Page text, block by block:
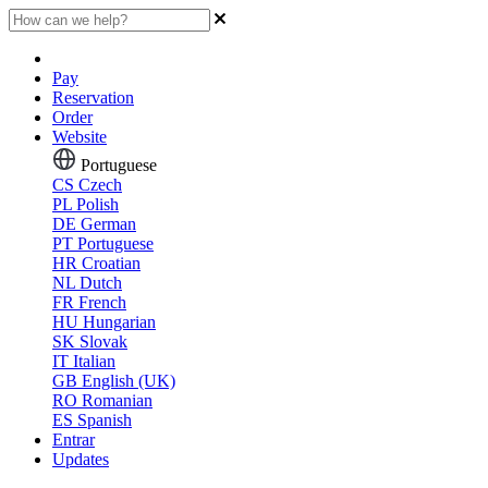
Pay
Reservation
Order
Website
Portuguese
CS Czech
PL Polish
DE German
PT Portuguese
HR Croatian
NL Dutch
FR French
HU Hungarian
SK Slovak
IT Italian
GB English (UK)
RO Romanian
ES Spanish
Entrar
Updates